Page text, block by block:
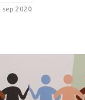
sep 2020